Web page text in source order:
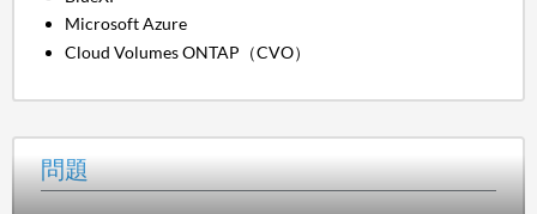
Microsoft Azure
Cloud Volumes ONTAP（CVO）
問題